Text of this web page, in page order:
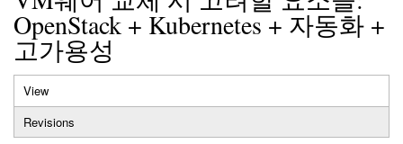
OpenStack + Kubernetes + 자동화 +
고가용성
Primary
tabs
View
tab)
Revisions